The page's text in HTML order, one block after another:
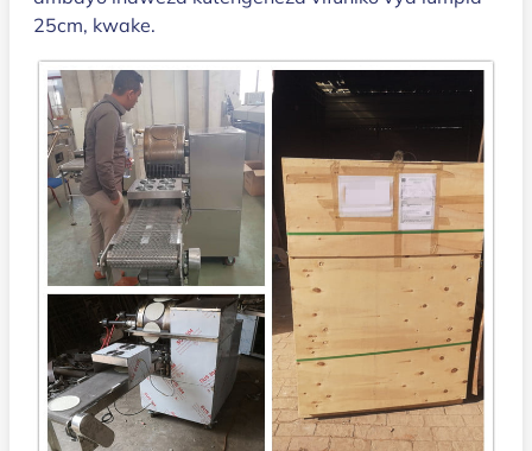
25cm, kwake.